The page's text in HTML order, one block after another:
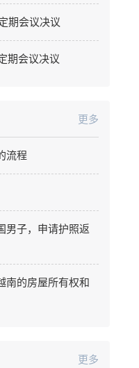
期会议决议
期会议决议
更多
流程
男子，申请护照返
南的房屋所有权和
更多